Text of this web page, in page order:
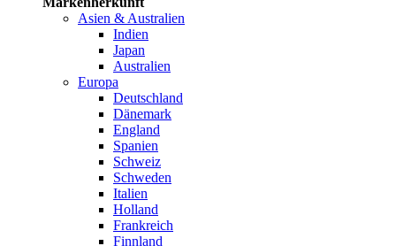
Asien & Australien
Indien
Japan
Australien
Europa
Deutschland
Dänemark
England
Spanien
Schweiz
Schweden
Italien
Holland
Frankreich
Finnland